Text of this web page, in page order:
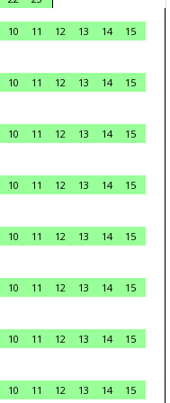
10 11 12 13 14
15
10 11 12 13 14
15
10 11 12 13 14
15
10 11 12 13 14
15
10 11 12 13 14
15
10 11 12 13 14
15
10 11 12 13 14
15
10 11 12 13 14
15